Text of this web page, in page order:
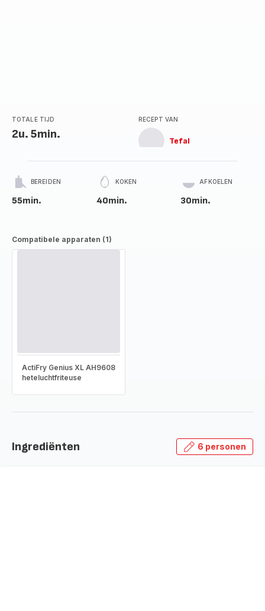
TOTALE TIJD
2u. 5min.
RECEPT VAN
Tefal
BEREIDEN
55min.
KOKEN
40min.
AFKOELEN
30min.
Compatibele apparaten (1)
ActiFry Genius XL AH9608
heteluchtfriteuse
Ingrediënten 6 personen